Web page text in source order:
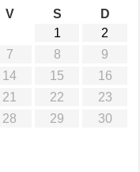
V S
D
1
2
7 8
9
14 15
16
21 22
23
28 29
30